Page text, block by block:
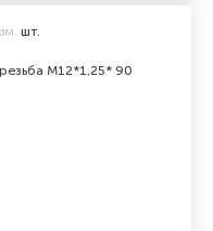
M12*1,25* 90
шт.